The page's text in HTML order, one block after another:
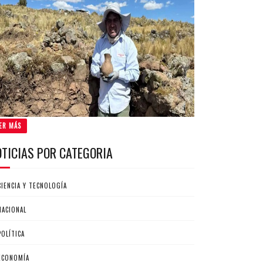
MÁS
POR CATEGORIA
Y TECNOLOGÍA